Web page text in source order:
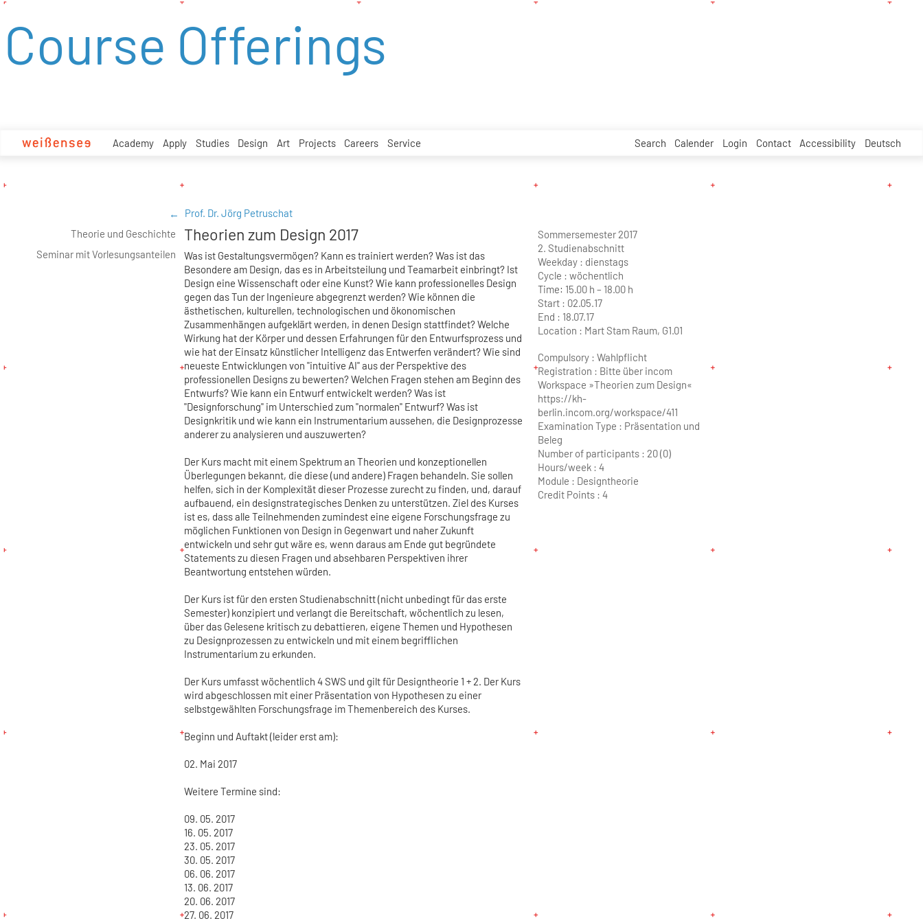
zum
Academy Apply Studies Design Art Projects Careers Service Search Calender Login Contact Accessibility Deutsch
Course Offerings
Prof. Dr. Jörg Petruschat
Theorie und Geschichte
Seminar mit Vorlesungsanteilen
Theorien zum Design 2017
Was ist Gestaltungsvermögen? Kann es trainiert werden? Was ist das
Besondere am Design, das es in Arbeitsteilung und Teamarbeit einbringt? Ist
Design eine Wissenschaft oder eine Kunst? Wie kann professionelles Design
gegen das Tun der Ingenieure abgegrenzt werden? Wie können die
ästhetischen, kulturellen, technologischen und ökonomischen
Zusammenhängen aufgeklärt werden, in denen Design stattfindet? Welche
Wirkung hat der Körper und dessen Erfahrungen für den Entwurfsprozess und
wie hat der Einsatz künstlicher Intelligenz das Entwerfen verändert? Wie sind
neueste Entwicklungen von "intuitive AI" aus der Perspektive des
professionellen Designs zu bewerten? Welchen Fragen stehen am Beginn des
Entwurfs? Wie kann ein Entwurf entwickelt werden? Was ist
"Designforschung" im Unterschied zum "normalen" Entwurf? Was ist
Designkritik und wie kann ein Instrumentarium aussehen, die Designprozesse
anderer zu analysieren und auszuwerten?
Der Kurs macht mit einem Spektrum an Theorien und konzeptionellen
Überlegungen bekannt, die diese (und andere) Fragen behandeln. Sie sollen
helfen, sich in der Komplexität dieser Prozesse zurecht zu finden, und, darauf
aufbauend, ein designstrategisches Denken zu unterstützen. Ziel des Kurses
ist es, dass alle Teilnehmenden zumindest eine eigene Forschungsfrage zu
möglichen Funktionen von Design in Gegenwart und naher Zukunft
entwickeln und sehr gut wäre es, wenn daraus am Ende gut begründete
Statements zu diesen Fragen und absehbaren Perspektiven ihrer
Beantwortung entstehen würden.
Der Kurs ist für den ersten Studienabschnitt (nicht unbedingt für das erste
Semester) konzipiert und verlangt die Bereitschaft, wöchentlich zu lesen,
über das Gelesene kritisch zu debattieren, eigene Themen und Hypothesen
zu Designprozessen zu entwickeln und mit einem begrifflichen
Instrumentarium zu erkunden.
Der Kurs umfasst wöchentlich 4 SWS und gilt für Designtheorie 1 + 2. Der Kurs
wird abgeschlossen mit einer Präsentation von Hypothesen zu einer
selbstgewählten Forschungsfrage im Themenbereich des Kurses.
Beginn und Auftakt (leider erst am):
02. Mai 2017
Weitere Termine sind:
09. 05. 2017
16. 05. 2017
23. 05. 2017
30. 05. 2017
06. 06. 2017
13. 06. 2017
20. 06. 2017
27. 06. 2017
Sommersemester 2017
2. Studienabschnitt
Weekday : dienstags
Cycle :wöchentlich
Time: 15.00 h – 18.00 h
Start : 02.05.17
End : 18.07.17
Location : Mart Stam Raum, G1.01
Compulsory : Wahlpflicht
Registration : Bitte über incom
Workspace »Theorien zum Design«
https://kh-
berlin.incom.org/workspace/411
Examination Type : Präsentation und
Beleg
Number of participants : 20 (0)
Hours/week :4
Module : Designtheorie
Credit Points :4